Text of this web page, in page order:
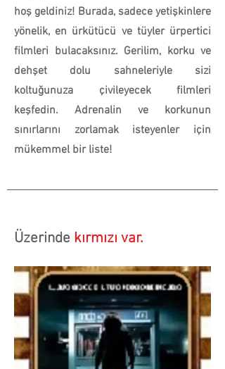
hoş geldiniz! Burada, sadece yetişkinlere
yönelik, en ürkütücü ve tüyler ürpertici
filmleri bulacaksınız. Gerilim, korku ve
dehşet dolu sahneleriyle sizi
koltuğunuza çivileyecek filmleri
keşfedin. Adrenalin ve korkunun
sınırlarını zorlamak isteyenler için
mükemmel bir liste!
Üzerinde kırmızı var.